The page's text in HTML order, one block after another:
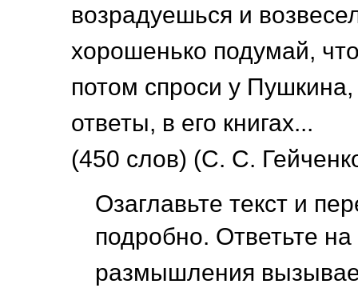
возрадуешься и
хорошенько подумай,
потом спроси у
ответы, в его книгах...
(450 слов) (С. С.
Озаглавьте текст и
подробно. Ответьте
размышления